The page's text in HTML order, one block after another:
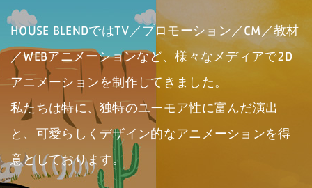
HOUSE BLENDではTV／プロモーション／CM／教材
／WEBアニメーションなど、様々なメディアで2D
アニメーションを制作してきました。
私たちは特に、独特のユーモア性に富んだ演出
と、可愛らしくデザイン的なアニメーションを得
意としております。